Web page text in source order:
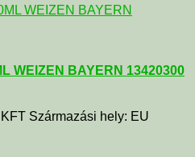
WEIZEN BAYERN 13420300
Származási hely: EU